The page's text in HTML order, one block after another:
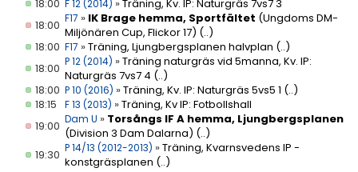
18:00 F 12 (2014) »Träning, Kv. IP: Naturgräs 7vs7 3
18:00 F17 » IK Brage hemma, Sportfältet (Ungdoms DM-
Miljönären Cup, Flickor 17) (..)
18:00 F17 »Träning, Ljungbergsplanen halvplan (..)
18:00 P 12 (2014) »Träning naturgräs vid 5manna, Kv. IP:
Naturgräs 7vs7 4 (..)
18:00 P 10 (2016) »Träning, Kv. IP: Naturgräs 5vs5 1 (..)
18:15
F 13 (2013) »Träning, Kv IP: Fotbollshall
19:00 Dam U » Torsångs IF A hemma, Ljungbergsplanen
(Division 3 Dam Dalarna) (..)
19:30 P 14/13 (2012-2013) »Träning, Kvarnsvedens IP -
konstgräsplanen (..)